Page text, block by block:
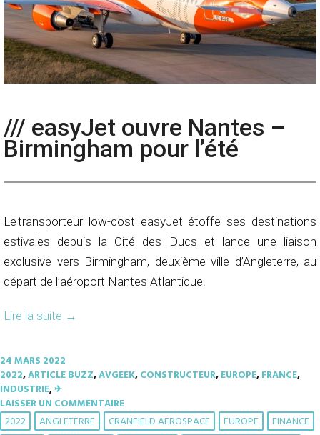
/// easyJet ouvre Nantes –
Birmingham pour l’été
Le transporteur low-cost easyJet étoffe ses destinations
estivales depuis la Cité des Ducs et lance une liaison
exclusive vers Birmingham, deuxième ville d’Angleterre, au
départ de l’aéroport Nantes Atlantique.
Lire la suite →
24 MARS 2022
2022,ARTICLE BUZZ,AVGEEK,CONSTRUCTEUR,EUROPE,FRANCE,
INDUSTRIE,✈︎
LAISSER UN COMMENTAIRE
2022 ANGLETERRE CRANFIELD AEROSPACE EUROPE
FINANCE